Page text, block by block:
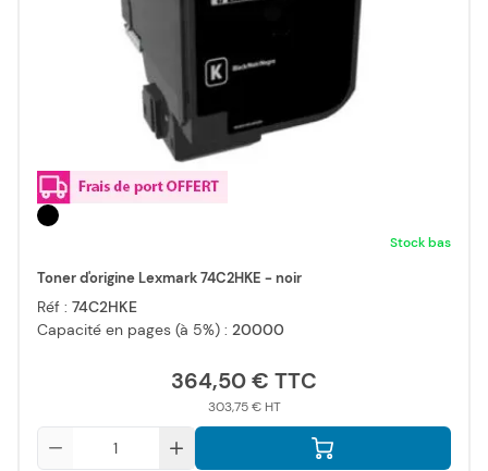
Stock bas
Toner d'origine Lexmark 74C2HKE - noir
Réf : 74C2HKE
Capacité en pages (à 5%) : 20000
364,50 €
303,75 €